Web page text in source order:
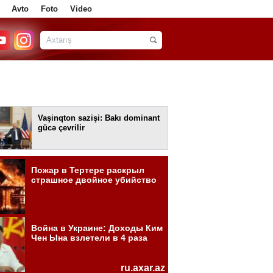
Avto Foto Video
Vaşinqton sazişi: Bakı dominant
gücə çevrilir